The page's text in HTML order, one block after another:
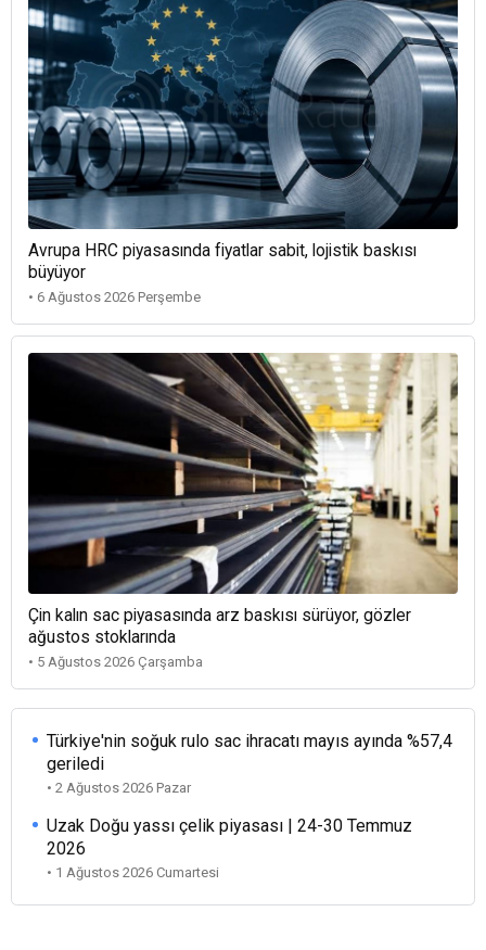
Avrupa HRC piyasasında fiyatlar sabit, lojistik baskısı
büyüyor
• 6 Ağustos 2026 Perşembe
Çin kalın sac piyasasında arz baskısı sürüyor, gözler
ağustos stoklarında
• 5 Ağustos 2026 Çarşamba
Türkiye'nin soğuk rulo sac ihracatı mayıs ayında %57,4
geriledi
• 2 Ağustos 2026 Pazar
Uzak Doğu yassı çelik piyasası | 24-30 Temmuz
2026
• 1 Ağustos 2026 Cumartesi